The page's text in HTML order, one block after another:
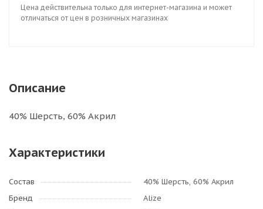
Цена действительна только для интернет-магазина и может
отличаться от цен в розничных магазинах
Описание
40% Шерсть, 60% Акрил
Характеристики
Состав
40% Шерсть, 60% Акрил
Бренд
Alize